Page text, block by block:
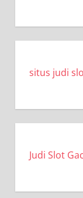
situs judi
Judi Slot